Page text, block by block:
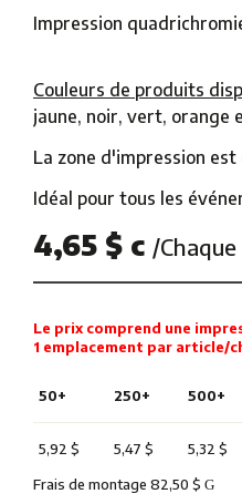
Impression
Couleurs de produits
jaune, noir, vert, orange
La zone d'impression
Idéal pour tous les
4,65 $ c /
Le prix comprend une
1 emplacement par article/
50+ 250+ 500+
5,92 $ 5,47 $ 5,32 $
Frais de montage 82,50 $ G